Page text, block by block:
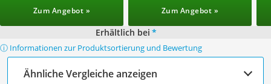
Zum Angebot » Zum Angebot »
Erhältlich bei *
ⓘ Informationen zur Produktsortierung und Bewertung
Ähnliche Vergleiche anzeigen